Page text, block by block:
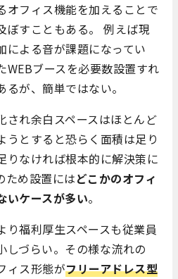
オフィス機能を加えることで
ぼすこともある。 例えば現
による音が課題になってい
WEBブースを必要数設置すれ
が、簡単ではない。
され余白スペースはほとんど
うとすると恐らく面積は足り
りなければ根本的に解決策に
ため設置にはどこかのオフィ
いケースが多い。
り福利厚生スペースも従業員
しづらい。その様な流れの
ィス形態がフリーアドレス型